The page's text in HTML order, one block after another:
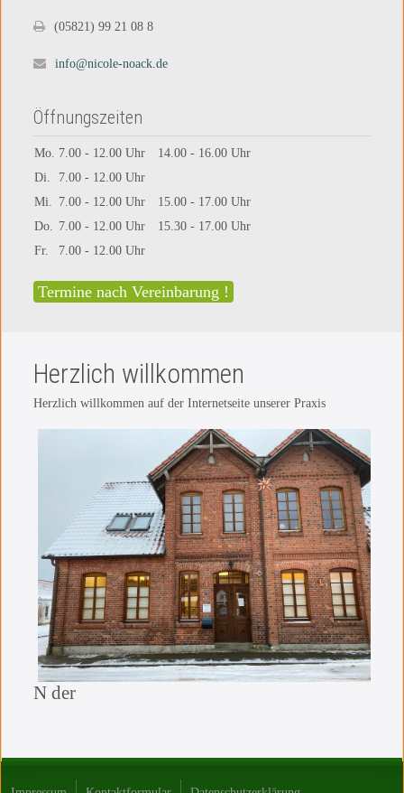
(05821) 99 21 08 8
info@nicole-noack.de
Öffnungszeiten
Mo. 7.00 - 12.00 Uhr
14.00 - 16.00 Uhr
Di.
7.00 - 12.00 Uhr
Mi. 7.00 - 12.00 Uhr
15.00 - 17.00 Uhr
Do. 7.00 - 12.00 Uhr
15.30 - 17.00 Uhr
Fr.
7.00 - 12.00 Uhr
Termine nach Vereinbarung !
Herzlich willkommen
Herzlich willkommen auf der Internetseite unserer Praxis
N der